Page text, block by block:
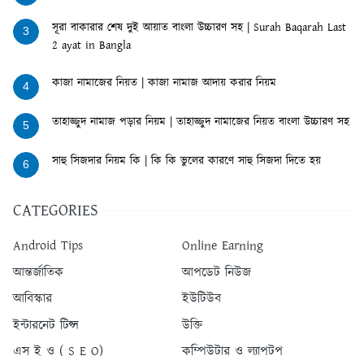
3
সূরা বাকারার শেষ দুই আয়াত বাংলা উচ্চারণ সহ | Surah Baqarah Last
2 ayat in Bangla
4 কাজা নামাজের নিয়ত | কাজা নামাজ আদায় করার নিয়ম
5 তাহাজ্জুদ নামাজ পড়ার নিয়ম | তাহাজ্জুদ নামাজের নিয়ত বাংলা উচ্চারণ সহ
6 সাহু সিজদার নিয়ম কি | কি কি ভুলের কারণে সাহু সিজদা দিতে হয়
CATEGORIES
Android Tips
Online Earning
আন্তর্জাতিক
আপডেট নিউজ
আবিস্কার
ইউটিউব
ইন্টারনেট টিপ্স
উক্তি
এস ই ও ( S E O)
কম্পিউটার ও ল্যাপটপ